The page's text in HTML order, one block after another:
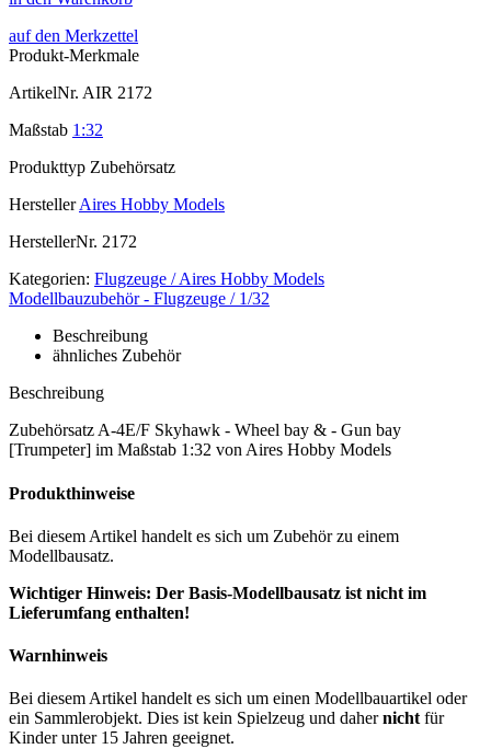
auf den Merkzettel
Produkt-Merkmale
ArtikelNr. AIR 2172
Maßstab 1:32
Produkttyp Zubehörsatz
Hersteller Aires Hobby Models
HerstellerNr. 2172
Kategorien: Flugzeuge / Aires Hobby Models
Modellbauzubehör - Flugzeuge / 1/32
Beschreibung
ähnliches Zubehör
Beschreibung
Zubehörsatz A-4E/F Skyhawk - Wheel bay & - Gun bay
[Trumpeter] im Maßstab 1:32 von Aires Hobby Models
Produkthinweise
Bei diesem Artikel handelt es sich um Zubehör zu einem
Modellbausatz.
Wichtiger Hinweis: Der Basis-Modellbausatz ist nicht im
Lieferumfang enthalten!
Warnhinweis
Bei diesem Artikel handelt es sich um einen Modellbauartikel oder
ein Sammlerobjekt. Dies ist kein Spielzeug und dahernicht für
Kinder unter 15 Jahren geeignet.